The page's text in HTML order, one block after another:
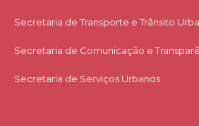
Secretaria de Transporte e Trânsito
Secretaria de Comunicação e
Secretaria de Serviços Urbanos